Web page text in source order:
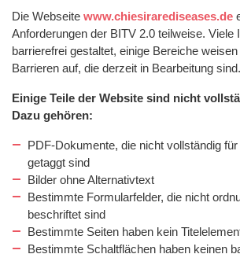
Die Webseite www.chiesirarediseases.de
Anforderungen der BITV 2.0 teilweise. Viele
barrierefrei gestaltet, einige Bereiche
Barrieren auf, die derzeit in Bearbeitung sind.
Einige Teile der Website sind nicht
Dazu gehören:
PDF-Dokumente, die nicht vollständig
getaggt sind
Bilder ohne Alternativtext
Bestimmte Formularfelder, die nicht
beschriftet sind
Bestimmte Seiten haben kein
Bestimmte Schaltflächen haben keinen